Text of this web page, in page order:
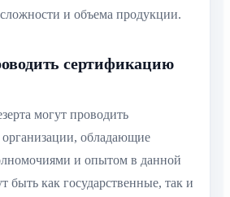
и объема продукции.
сертификацию
могут проводить
обладающие
и опытом в данной
быть как государственные, так и